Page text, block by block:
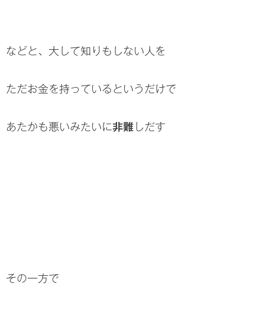
などと、大して知りもしない人を
ただお金を持っているというだけで
あたかも悪いみたいに非難 しだす
その一方で